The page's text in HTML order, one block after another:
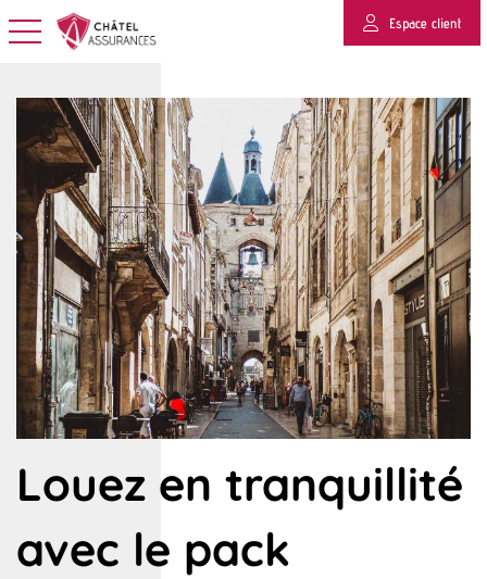
Espace client
Basculer la navigation
Louez en tranquillité
avec le pack